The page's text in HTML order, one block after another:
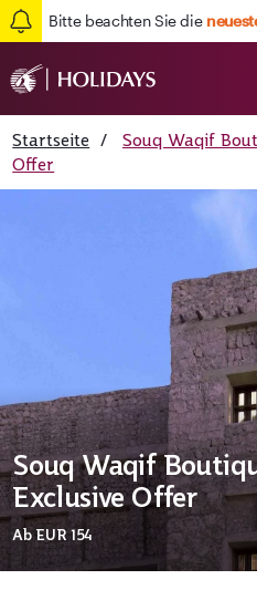
Bitte beachten Sie die
Startseite /
Souq Waqif
Offer
Souq Waqif
Exclusive Offer
AbEUR 154